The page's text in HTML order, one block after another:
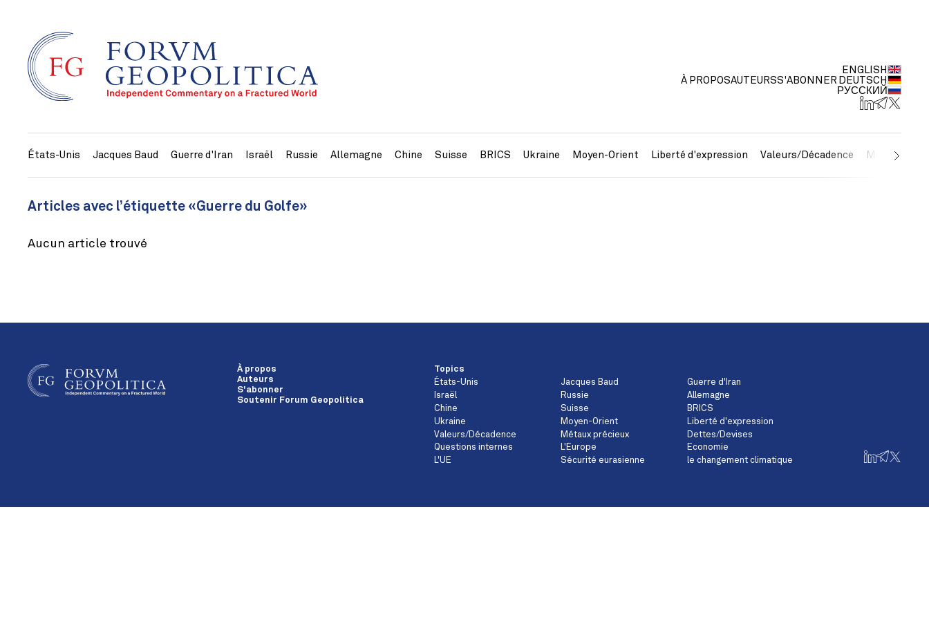
À PROPOSAUTEURSS'ABONNER
ENGLISH
DEUTSCH
РУССКИЙ
États-Unis Jacques Baud Guerre d'Iran Israël Russie Allemagne Chine Suisse BRICS Ukraine Moyen-Orient Liberté d'expression Valeurs/Décadence Métaux
Articles avec l’étiquette «Guerre du Golfe»
Aucun article trouvé
À propos
Auteurs
S'abonner
Soutenir Forum Geopolitica
Topics
États-Unis
Jacques Baud
Guerre d'Iran
Israël
Russie
Allemagne
Chine
Suisse
BRICS
Ukraine
Moyen-Orient
Liberté d'expression
Valeurs/Décadence
Métaux précieux
Dettes/Devises
Questions internes
L'Europe
Economie
L'UE
Sécurité eurasienne le changement climatique